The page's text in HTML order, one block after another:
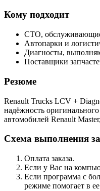
Кому подходит
СТО, обслуживающие
Автопарки и
Диагносты,
Поставщики
Резюме
Renault Trucks LCV +
надёжность
автомобилей Renault
Схема выполнения
Оплата заказа.
Если у Вас на
Если программа с
режиме помогает в